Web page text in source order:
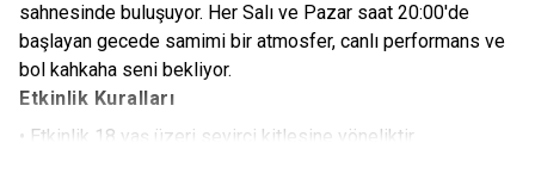
sahnesinde buluşuyor. Her Salı ve Pazar saat 20:00'de
başlayan gecede samimi bir atmosfer, canlı performans ve
bol kahkaha seni bekliyor.
Etkinlik Kuralları
• Etkinlik 18 yaş üzeri seyirci kitlesine yöneliktir.